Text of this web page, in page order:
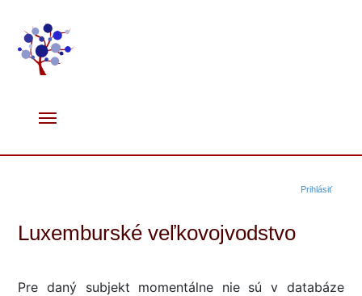
Prihlásiť
Luxemburské veľkovojvodstvo
Pre daný subjekt momentálne nie sú v databáze